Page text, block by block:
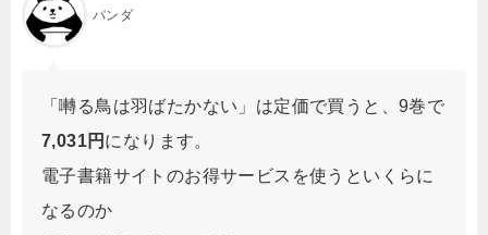
パンダ
「囀る鳥は羽ばたかない」は定価で買うと、9巻で
7,031円 になります。
電子書籍サイトのお得サービスを使うといくらに
なるのか